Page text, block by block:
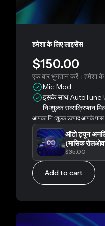
हमेशा के लिए लाइसेंस
$150.00
एक बार भुगतान करें। हमेशा
Mic Mod
इसके साथ AutoTune
निःशुल्क सब्सक्रिप्शन
आपका निःशुल्क उत्पाद आपके पास
ऑटो ट्यून
(मासिक
$35.00
Add to cart